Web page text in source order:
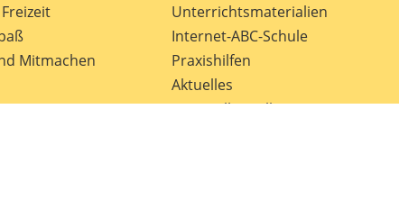
Mitmachen
Unterrichts­materialien
Internet-ABC-Schule
Praxishilfen
Aktuelles
Materialbestellung